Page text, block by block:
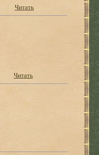
Читать
Читать